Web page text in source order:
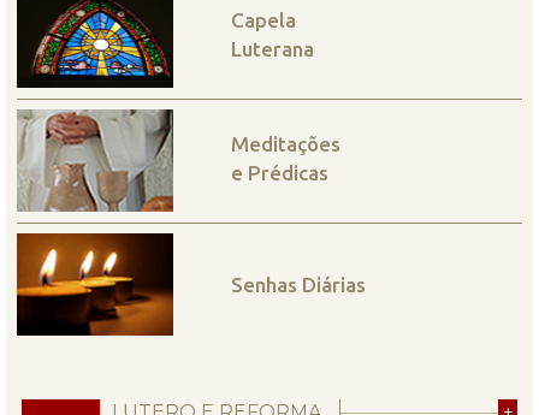
Capela
Luterana
Meditações
e Prédicas
Senhas Diárias